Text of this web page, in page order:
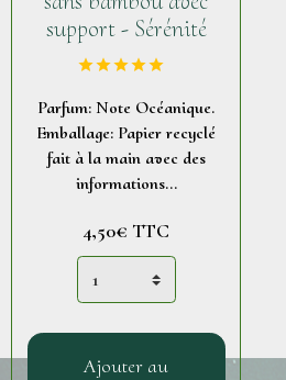
support - Sérénité
Parfum: Note Océanique.
Emballage: Papier recyclé
fait à la main avec des
informations...
4,50€ TTC
Ajouter au